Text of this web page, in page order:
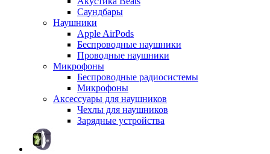
Саундбары
Наушники
Apple AirPods
Беспроводные наушники
Проводные наушники
Микрофоны
Беспроводные радиосистемы
Микрофоны
Аксессуары для наушников
Чехлы для наушников
Зарядные устройства